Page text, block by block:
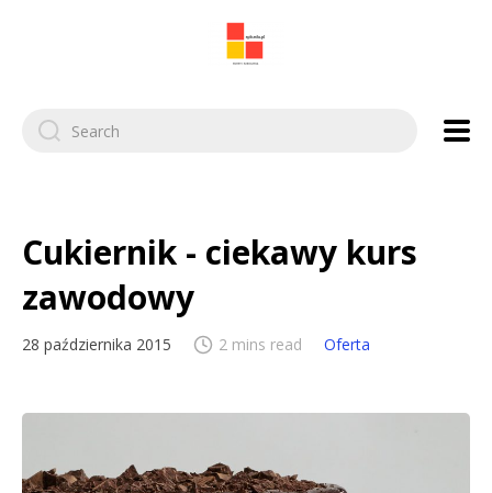
Search
for:
Cukiernik - ciekawy kurs
zawodowy
28 października 2015 2 mins read Oferta